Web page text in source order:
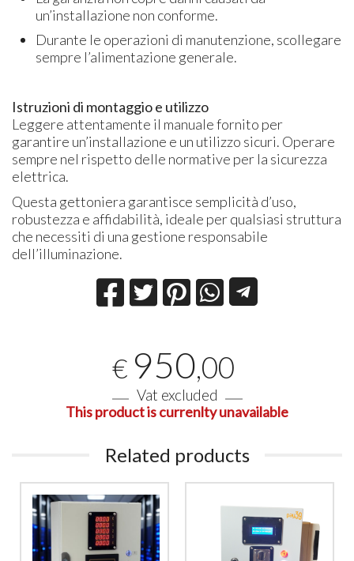
un’installazione non conforme.
Durante le operazioni di manutenzione, scollegare
sempre l’alimentazione generale.
Istruzioni di montaggio e utilizzo
Leggere attentamente il manuale fornito per
garantire un’installazione e un utilizzo sicuri. Operare
sempre nel rispetto delle normative per la sicurezza
elettrica.
Questa gettoniera garantisce semplicità d’uso,
robustezza e affidabilità, ideale per qualsiasi struttura
che necessiti di una gestione responsabile
dell’illuminazione.
€ 950,00
Vat excluded
This product is currenlty unavailable
Related products